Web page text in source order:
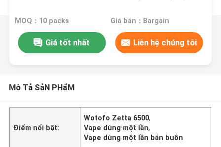
MOQ：10 packs Giá bán：Bargain
Giá tốt nhất Liên hệ chúng tôi
Mô Tả SảN PHẩM
Điểm nổi bật:
Wotofo Zetta 6500,
Vape dùng một lần,
Vape dùng một lần bán buôn